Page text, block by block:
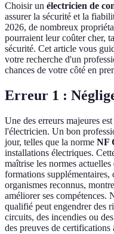
Choisir un électricien de
assurer la sécurité et la
2026, de nombreux
pourraient leur coûter cher,
sécurité. Cet article vous
votre recherche d'un
chances de votre côté en
Erreur 1 :
Une des erreurs majeures
l'électricien. Un bon
jour, telles que la norme NF
installations électriques.
maîtrise les normes
formations supplémentaires,
organismes reconnus,
améliorer ses compétences.
qualifié peut engendrer des
circuits, des incendies ou
des preuves de